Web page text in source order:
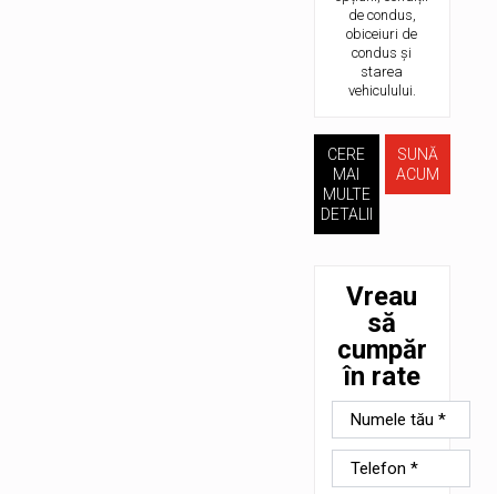
de condus,
obiceiuri de
condus și
starea
vehiculului.
CERE
MAI
MULTE
DETALII
SUNĂ
ACUM
Vreau
să
cumpăr
în rate
Nume
Telefon